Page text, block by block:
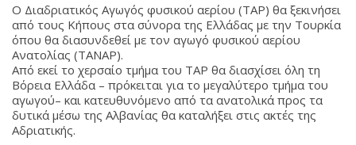
Ο Διαδριατικός Αγωγός φυσικού αερίου (TAP) θα ξεκινήσει
από τους Κήπους στα σύνορα της Ελλάδας με την Τουρκία
όπου θα διασυνδεθεί με τον αγωγό φυσικού αερίου
Ανατολίας (TANAP).
Από εκεί το χερσαίο τμήμα του TAP θα διασχίσει όλη τη
Βόρεια Ελλάδα – πρόκειται για το μεγαλύτερο τμήμα του
αγωγού– και κατευθυνόμενο από τα ανατολικά προς τα
δυτικά μέσω της Αλβανίας θα καταλήξει στις ακτές της
Αδριατικής.